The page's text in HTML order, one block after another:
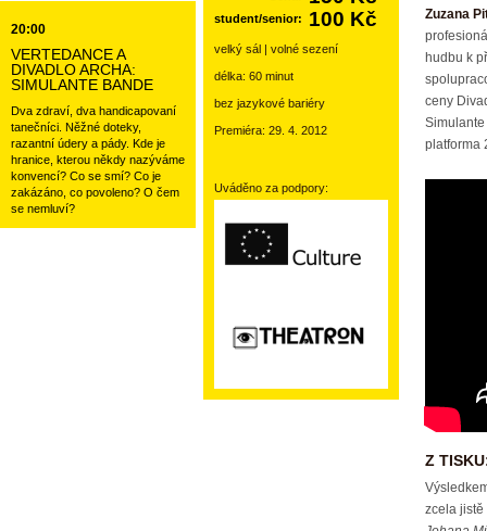
20:00
VERTEDANCE A
DIVADLO ARCHA:
SIMULANTE BANDE
Dva zdraví, dva handicapovaní
tanečníci. Něžné doteky,
razantní údery a pády. Kde je
hranice, kterou někdy nazýváme
konvencí? Co se smí? Co je
zakázáno, co povoleno? O čem
se nemluví?
Zuzana
hudbu k
ceny
platforma
Z
zcela jistě
student/senior: 100 Kč
velký sál | volné sezení
délka: 60 minut
bez jazykové bariéry
Premiéra: 29. 4. 2012
Uváděno za podpory: